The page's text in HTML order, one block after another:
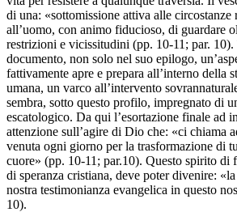
di una: «sottomissione attiva alle circostanze
all’uomo, con animo fiducioso, di guardare
restrizioni e vicissitudini (pp. 10-11; par. 10).
documento, non solo nel suo epilogo,
fattivamente apre e prepara all’interno della
umana, un varco all’intervento
sembra, sotto questo profilo, impregnato di
escatologico. Da qui l’esortazione finale ad
attenzione sull’agire di Dio che: «ci chiama
venuta ogni giorno per la trasformazione di
cuore» (pp. 10-11; par.10). Questo spirito di
di speranza cristiana, deve poter divenire:
nostra testimonianza evangelica in questo
10).